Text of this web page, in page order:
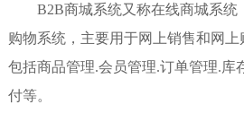
B2B商城系统又称在线商城系统
购物系统，主要用于网上销售和网
包括商品管理.会员管理.订单管理.库
付等。